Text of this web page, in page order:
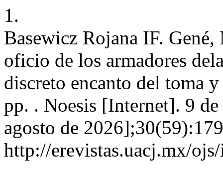
1.
Basewicz Rojana IF.
oficio de los armadores
discreto encanto del toma
pp. . Noesis [Internet]. 9
agosto de
http://erevistas.uacj.mx/